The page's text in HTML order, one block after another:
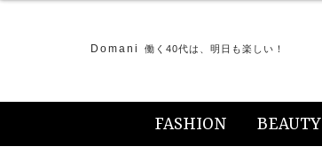
Domani 働く40代は、明日も楽しい！
FASHION BEAUTY